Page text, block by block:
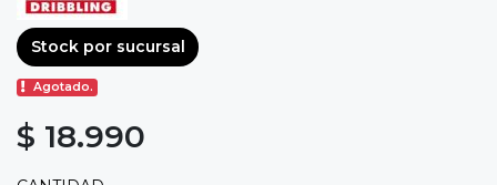
Stock por sucursal
Agotado.
$ 18.990